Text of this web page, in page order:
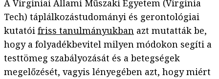
A Virginiai Állami Műszaki Egyetem (Virginia
Tech) táplálkozástudományi és gerontológiai
kutatói friss tanulmányukban azt mutatták be,
hogy a folyadékbevitel milyen módokon segíti a
testtömeg szabályozását és a betegségek
megelőzését, vagyis lényegében azt, hogy miért